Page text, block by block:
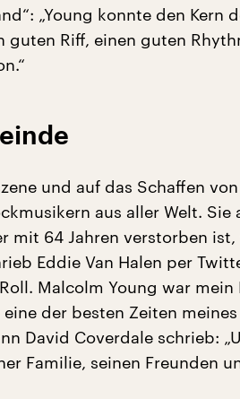
„Young konnte den Kern
guten Riff, einen guten
und auf das Schaffen
aus aller Welt. Sie
mit 64 Jahren verstorben
Eddie Van Halen per
Malcolm Young war mein
der besten Zeiten
David Coverdale schrieb:
Familie, seinen Freunden